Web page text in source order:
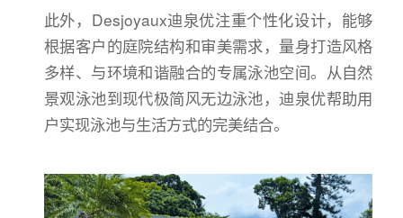
此外，Desjoyaux迪泉优注重个性化设计，能够
根据客户的庭院结构和审美需求，量身打造风格
多样、与环境和谐融合的专属泳池空间。从自然
景观泳池到现代极简风无边泳池，迪泉优帮助用
户实现泳池与生活方式的完美结合。